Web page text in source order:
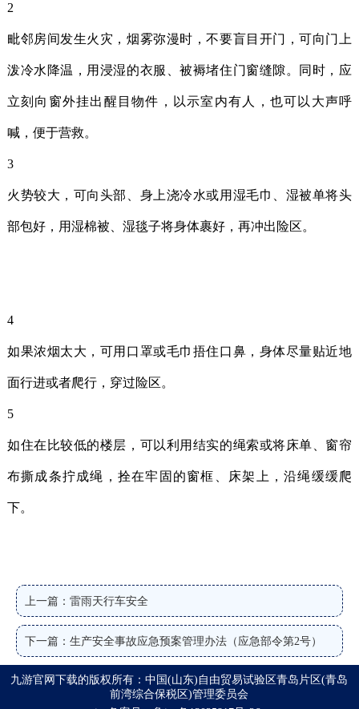
2
毗邻房间发生火灾，烟雾弥漫时，不要盲目开门，可向门上
泼冷水降温，用浸湿的衣服、被褥堵住门窗缝隙。同时，应
立刻向窗外挂出醒目物件，以示室内有人，也可以大声呼
喊，便于营救。
3
火势较大，可向头部、身上浇冷水或用湿毛巾、湿被单将头
部包好，用湿棉被、湿毯子将身体裹好，再冲出险区。
4
如果浓烟太大，可用口罩或毛巾捂住口鼻，身体尽量贴近地
面行进或者爬行，穿过险区。
5
如住在比较低的楼层，可以利用结实的绳索或将床单、窗帘
布撕成条拧成绳，拴在牢固的窗框、床架上，沿绳缓缓爬
下。
上一篇：雷雨天行车安全
下一篇：生产安全事故应急预案管理办法（应急部令第2号）
九游官网下载的版权所有：中国(山东)自由贸易试验区青岛片区(青岛
前湾综合保税区)管理委员会